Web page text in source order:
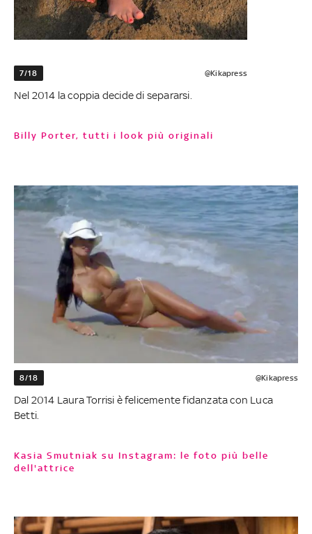
7/18 @Kikapress
Nel 2014 la coppia decide di separarsi.
Billy Porter, tutti i look più originali
8/18 @Kikapress
Dal 2014 Laura Torrisi è felicemente fidanzata con Luca
Betti.
Kasia Smutniak su Instagram: le foto più belle
dell'attrice